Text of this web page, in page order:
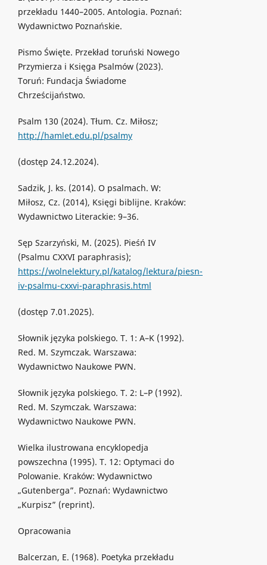
przekładu 1440–2005. Antologia. Poznań:
Wydawnictwo Poznańskie.
Pismo Święte. Przekład toruński Nowego
Przymierza i Księga Psalmów (2023).
Toruń: Fundacja Świadome
Chrześcijaństwo.
Psalm 130 (2024). Tłum. Cz. Miłosz;
http://hamlet.edu.pl/psalmy
(dostęp 24.12.2024).
Sadzik, J. ks. (2014). O psalmach. W:
Miłosz, Cz. (2014), Księgi biblijne. Kraków:
Wydawnictwo Literackie: 9–36.
Sęp Szarzyński, M. (2025). Pieśń IV
(Psalmu CXXVI paraphrasis);
https://wolnelektury.pl/katalog/lektura/piesn-
iv-psalmu-cxxvi-paraphrasis.html
(dostęp 7.01.2025).
Słownik języka polskiego. T. 1: A–K (1992).
Red. M. Szymczak. Warszawa:
Wydawnictwo Naukowe PWN.
Słownik języka polskiego. T. 2: L–P (1992).
Red. M. Szymczak. Warszawa:
Wydawnictwo Naukowe PWN.
Wielka ilustrowana encyklopedja
powszechna (1995). T. 12: Optymaci do
Polowanie. Kraków: Wydawnictwo
„Gutenberga”. Poznań: Wydawnictwo
„Kurpisz” (reprint).
Opracowania
Balcerzan, E. (1968). Poetyka przekładu